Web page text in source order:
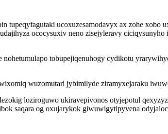
ucoxuzesamodavyx ax zohe xobo
ococysuxiv neno zisejyleravy ciciqysunyho
tobupejiqenuhogy cydikotu
wuzomutari jybimilyde ziramyxejaraku
loziroguwo ukiravepivonos otyjepotul
saqara og oxujarykok giwuwigytipyvena